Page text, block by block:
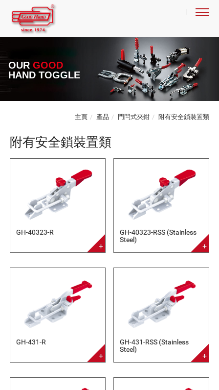
OUR GOOD
HAND TOGGLE
主頁 產品 門閂式夾鉗 附有安全鎖裝置類
附有安全鎖裝置類
GH-40323-R
GH-40323-RSS (Stainless
Steel)
GH-431-R
GH-431-RSS (Stainless
Steel)